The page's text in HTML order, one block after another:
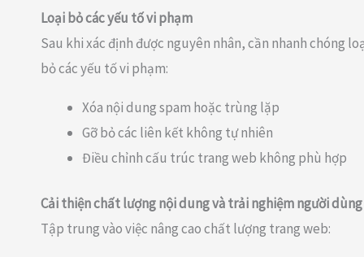
Loại bỏ các yếu tố vi phạm
Sau khi xác định được nguyên nhân, cần nhanh chóng
bỏ các yếu tố vi phạm:
Xóa nội dung spam hoặc trùng lặp
Gỡ bỏ các liên kết không tự nhiên
Điều chỉnh cấu trúc trang web không phù hợp
Cải thiện chất lượng nội dung và trải nghiệm người dùng
Tập trung vào việc nâng cao chất lượng trang web: